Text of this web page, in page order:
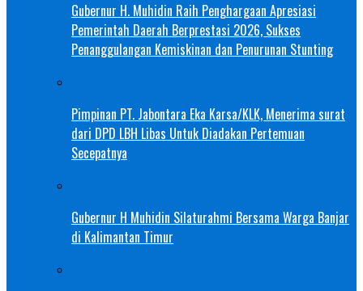
Gubernur H. Muhidin Raih Penghargaan Apresiasi
Pemerintah Daerah Berprestasi 2026, Sukses
Penanggulangan Kemiskinan dan Penurunan Stunting
Pimpinan PT. Jabontara Eka Karsa/KLK, Menerima surat
dari DPD LBH Libas Untuk Diadakan Pertemuan
Secepatnya
Gubernur H Muhidin Silaturahmi Bersama Warga Banjar
di Kalimantan Timur